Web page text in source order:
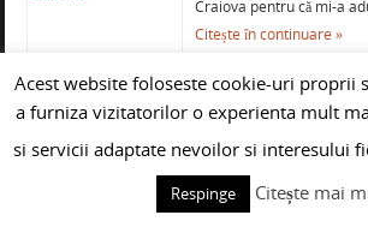
Craiova pentru că mi-a
Citește în continuare »
Mulţumiri din SUA pentru
Mercedeza
2 august 2026
Mulţumesc din suflet
Acest website foloseste cookie-uri proprii
a furniza vizitatorilor o experienta mult
si servicii adaptate nevoilor si interesului
Respinge
Citește mai